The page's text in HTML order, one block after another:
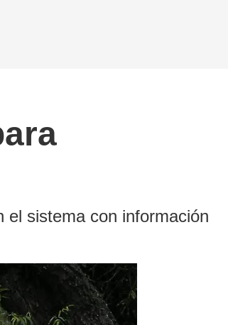
el sistema con información